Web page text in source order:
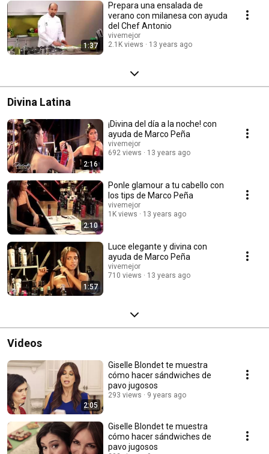
1:37
Prepara una ensalada de
verano con milanesa con ayuda
del Chef Antonio
vivemejor
2.1K views
13 years ago
Divina Latina
2:16
¡Divina del día a la noche! con
ayuda de Marco Peña
vivemejor
692 views
13 years ago
2:10
Ponle glamour a tu cabello con
los tips de Marco Peña
vivemejor
1K views
13 years ago
1:57
Luce elegante y divina con
ayuda de Marco Peña
vivemejor
710 views
13 years ago
Videos
2:05
Giselle Blondet te muestra
cómo hacer sándwiches de
pavo jugosos
293 views 9 years ago
Giselle Blondet te muestra
cómo hacer sándwiches de
pavo jugosos